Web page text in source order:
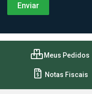
Meus Pedidos
Notas Fiscais